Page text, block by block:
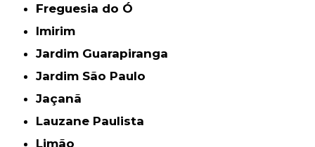
Freguesia do Ó
Imirim
Jardim Guarapiranga
Jardim São Paulo
Jaçanã
Lauzane Paulista
Limão